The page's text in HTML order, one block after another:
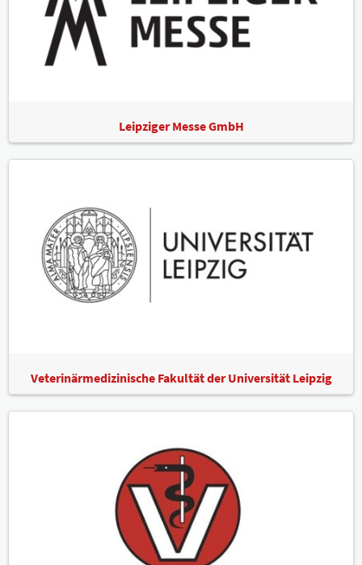
Leipziger Messe GmbH
Veterinärmedizinische Fakultät der Universität Leipzig